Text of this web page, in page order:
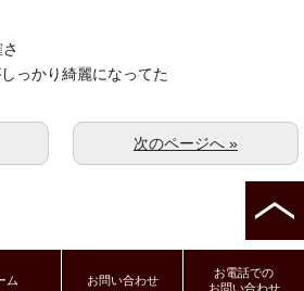
っかり綺麗になってた
次のページへ »
ム お問い合わせ
お電話での
お問い合わせ